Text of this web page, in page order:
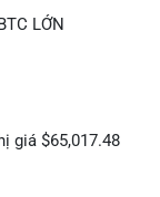
LỚN
giá $65,017.48